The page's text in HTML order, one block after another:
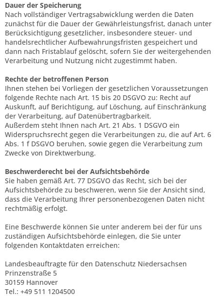
Dauer der Speicherung
Nach vollständiger Vertragsabwicklung werden die Daten
zunächst für die Dauer der Gewährleistungsfrist, danach unter
Berücksichtigung gesetzlicher, insbesondere steuer- und
handelsrechtlicher Aufbewahrungsfristen gespeichert und
dann nach Fristablauf gelöscht, sofern Sie der weitergehenden
Verarbeitung und Nutzung nicht zugestimmt haben.
Rechte der betroffenen Person
Ihnen stehen bei Vorliegen der gesetzlichen Voraussetzungen
folgende Rechte nach Art. 15 bis 20 DSGVO zu: Recht auf
Auskunft, auf Berichtigung, auf Löschung, auf Einschränkung
der Verarbeitung, auf Datenübertragbarkeit.
Außerdem steht Ihnen nach Art. 21 Abs. 1 DSGVO ein
Widerspruchsrecht gegen die Verarbeitungen zu, die auf Art. 6
Abs. 1 f DSGVO beruhen, sowie gegen die Verarbeitung zum
Zwecke von Direktwerbung.
Beschwerderecht bei der Aufsichtsbehörde
Sie haben gemäß Art. 77 DSGVO das Recht, sich bei der
Aufsichtsbehörde zu beschweren, wenn Sie der Ansicht sind,
dass die Verarbeitung Ihrer personenbezogenen Daten nicht
rechtmäßig erfolgt.
Eine Beschwerde können Sie unter anderem bei der für uns
zuständigen Aufsichtsbehörde einlegen, die Sie unter
folgenden Kontaktdaten erreichen:
Landesbeauftragte für den Datenschutz Niedersachsen
Prinzenstraße 5
30159 Hannover
Tel.: +49 511 1204500